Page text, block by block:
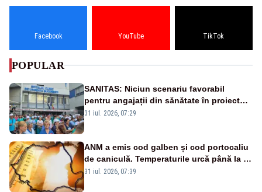
Facebook YouTube TikTok
POPULAR
SANITAS: Niciun scenariu favorabil
pentru angajații din sănătate în proiectul
Legii salarizării
31 iul. 2026, 07:29
ANM a emis cod galben și cod portocaliu
de caniculă. Temperaturile urcă până la 38
de grade, iar nopțile devin tropicale
31 iul. 2026, 07:39